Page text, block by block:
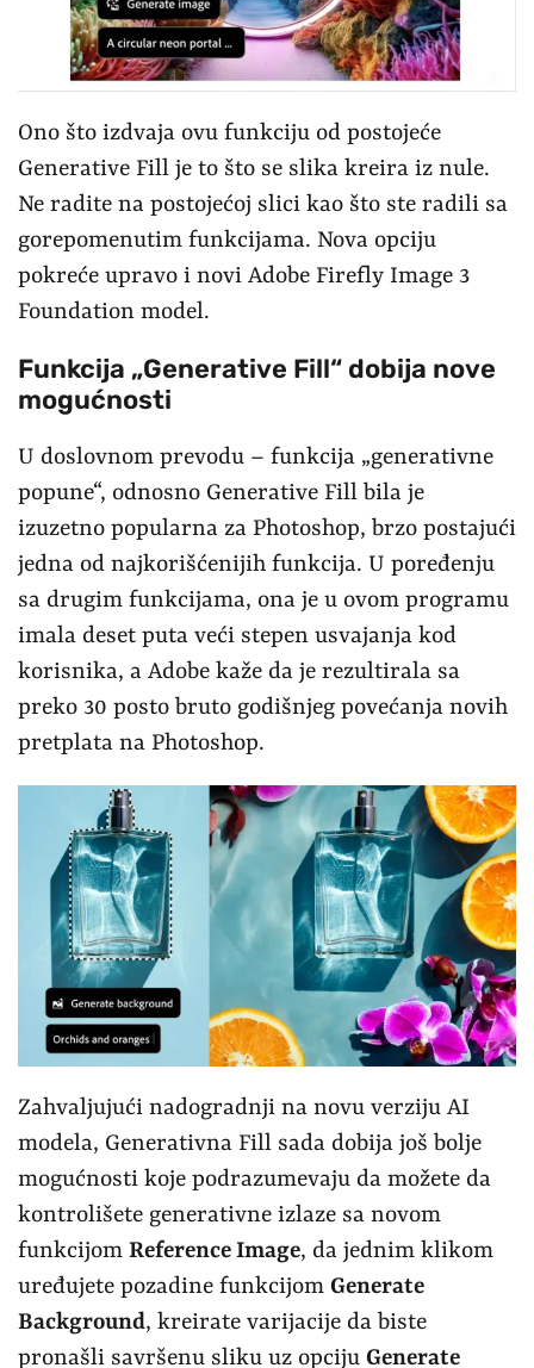
Ono što izdvaja ovu funkciju od postojeće
Generative Fill je to što se slika kreira iz nule.
Ne radite na postojećoj slici kao što ste radili sa
gorepomenutim funkcijama. Nova opciju
pokreće upravo i novi Adobe Firefly Image 3
Foundation model.
Funkcija „Generative Fill“ dobija nove
mogućnosti
U doslovnom prevodu – funkcija „generativne
popune“, odnosno Generative Fill bila je
izuzetno popularna za Photoshop, brzo postajući
jedna od najkorišćenijih funkcija. U poređenju
sa drugim funkcijama, ona je u ovom programu
imala deset puta veći stepen usvajanja kod
korisnika, a Adobe kaže da je rezultirala sa
preko 30 posto bruto godišnjeg povećanja novih
pretplata na Photoshop.
Zahvaljujući nadogradnji na novu verziju AI
modela, Generativna Fill sada dobija još bolje
mogućnosti koje podrazumevaju da možete da
kontrolišete generativne izlaze sa novom
funkcijom Reference Image, da jednim klikom
uređujete pozadine funkcijom Generate
Background, kreirate varijacije da biste
pronašli savršenu sliku uz opciju Generate